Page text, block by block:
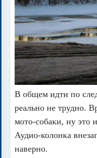
В общем идти по
реально не трудно.
мото-собаки, ну это
Аудио-колонка
наверно.